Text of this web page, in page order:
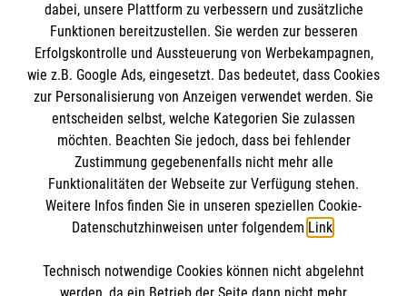
BIC: GENODED 1PA7
Newsletter abonnieren
Cookies verwalten|AGB|Impressum|Datenschutz
dabei, unsere Plattform zu verbessern und zusätzliche
Funktionen bereitzustellen. Sie werden zur besseren
Erfolgskontrolle und Aussteuerung von Werbekampagnen,
wie z.B. Google Ads, eingesetzt. Das bedeutet, dass Cookies
zur Personalisierung von Anzeigen verwendet werden. Sie
entscheiden selbst, welche Kategorien Sie zulassen
möchten. Beachten Sie jedoch, dass bei fehlender
Zustimmung gegebenenfalls nicht mehr alle
Funktionalitäten der Webseite zur Verfügung stehen.
Weitere Infos finden Sie in unseren speziellen Cookie-
Datenschutzhinweisen unter folgendem Link.
Technisch notwendige Cookies können nicht abgelehnt